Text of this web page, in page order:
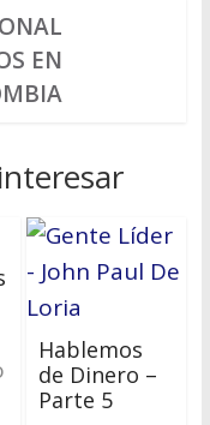
EN
Hablemos
de Dinero –
Parte 5